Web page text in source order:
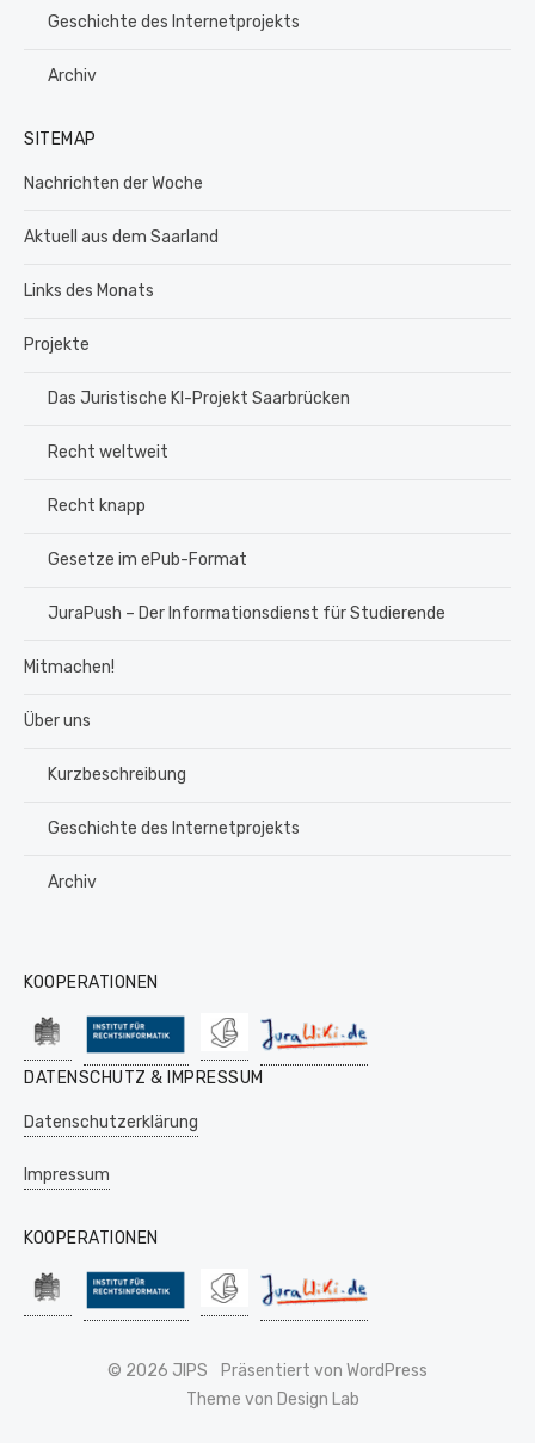
Geschichte des Internetprojekts
Archiv
SITEMAP
Nachrichten der Woche
Aktuell aus dem Saarland
Links des Monats
Projekte
Das Juristische KI-Projekt Saarbrücken
Recht weltweit
Recht knapp
Gesetze im ePub-Format
JuraPush – Der Informationsdienst für Studierende
Mitmachen!
Über uns
Kurzbeschreibung
Geschichte des Internetprojekts
Archiv
KOOPERATIONEN
DATENSCHUTZ & IMPRESSUM
Datenschutzerklärung
Impressum
KOOPERATIONEN
© 2026 JIPS
Präsentiert von WordPress
Theme von Design Lab